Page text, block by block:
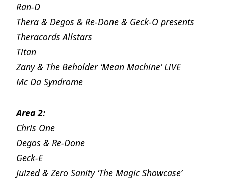
Ran-D
Thera & Degos & Re-Done & Geck-O presents
Theracords Allstars
Titan
Zany & The Beholder ‘Mean Machine’ LIVE
Mc Da Syndrome
Area 2:
Chris One
Degos & Re-Done
Geck-E
Juized & Zero Sanity ‘The Magic Showcase’